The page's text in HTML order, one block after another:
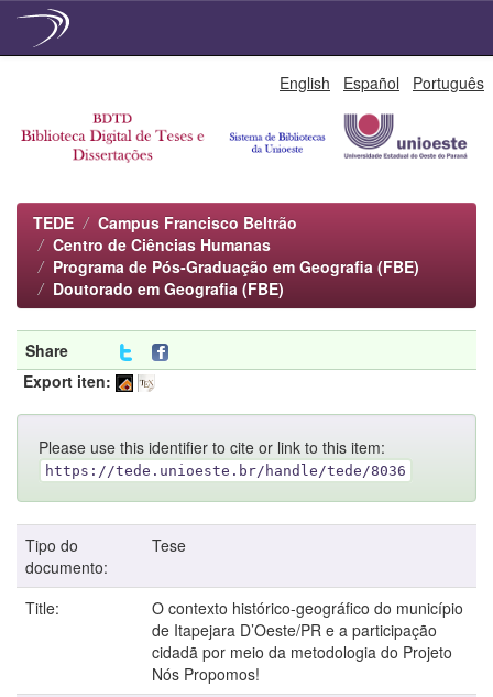
English Español Português
TEDE
Campus Francisco Beltrão
Centro de Ciências Humanas
Programa de Pós-Graduação em Geografia (FBE)
Doutorado em Geografia (FBE)
Share
Export iten:
Please use this identifier to cite or link to this item:
https://tede.unioeste.br/handle/tede/8036
Tipo do
documento:
Tese
Title:
O contexto histórico-geográfico do município
de Itapejara D’Oeste/PR e a participação
cidadã por meio da metodologia do Projeto
Nós Propomos!